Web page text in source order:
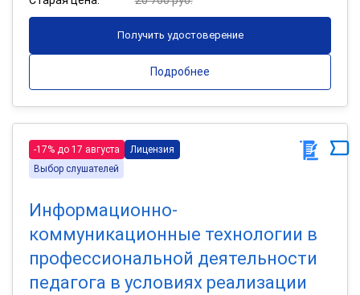
Получить удостоверение
Подробнее
-17% до 17 августа
Лицензия
Выбор слушателей
Информационно-
коммуникационные технологии в
профессиональной деятельности
педагога в условиях реализации